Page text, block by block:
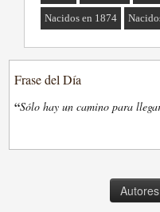
Nacidos en 1874
Frase del Día
“Sólo hay un camino para
Autores